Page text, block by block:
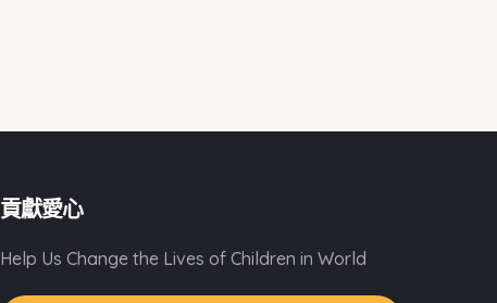
貢獻愛心
Help Us Change the Lives of Children in World